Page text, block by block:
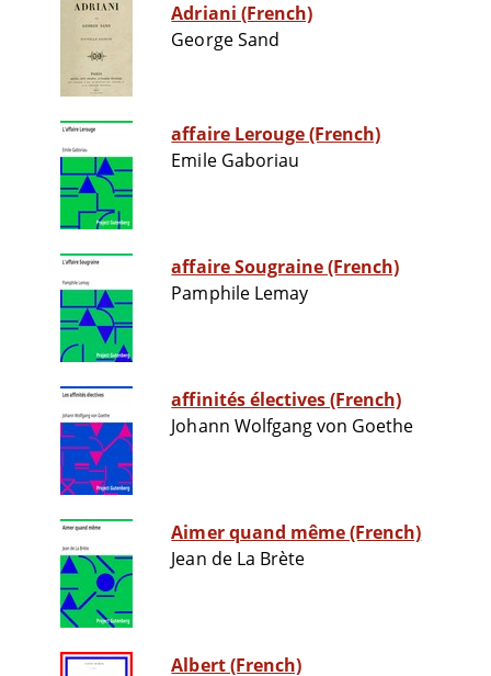
Adriani (French)
George Sand
affaire Lerouge (French)
Emile Gaboriau
affaire Sougraine (French)
Pamphile Lemay
affinités électives (French)
Johann Wolfgang von Goethe
Aimer quand même (French)
Jean de La Brète
Albert (French)